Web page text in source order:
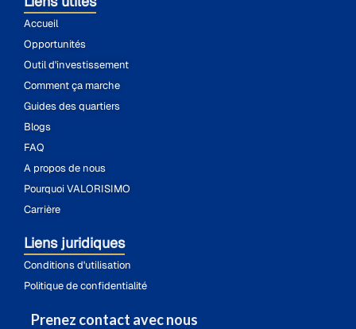
Accueil
Opportunités
Outil d'investissement
Comment ça marche
Guides des quartiers
Blogs
FAQ
A propos de nous
Pourquoi VALORISIMO
Carrière
Liens juridiques
Conditions d'utilisation
Politique de confidentialité
Prenez contact avec nous